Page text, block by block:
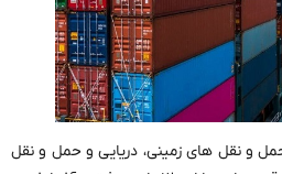
و نقل های زمینی، دریایی و حمل و نقل